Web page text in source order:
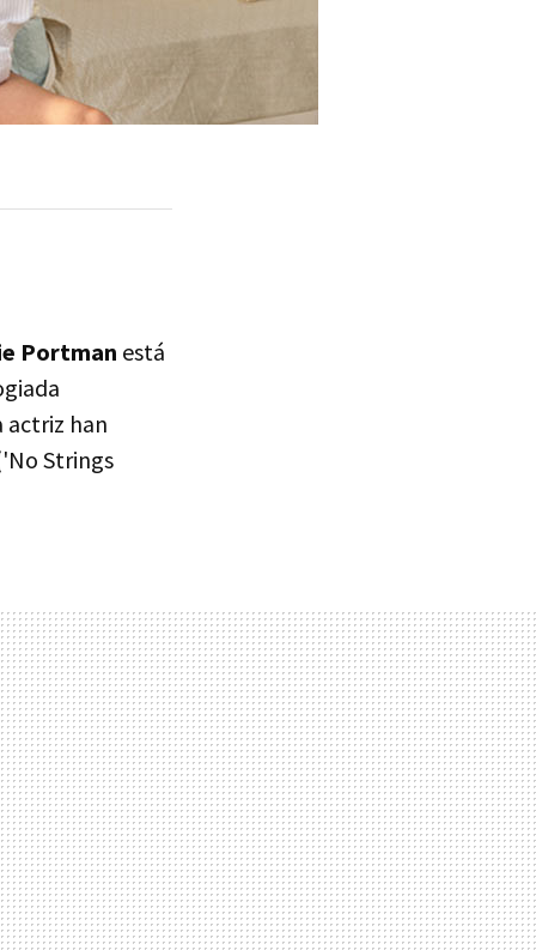
Portman está
actriz han
Strings